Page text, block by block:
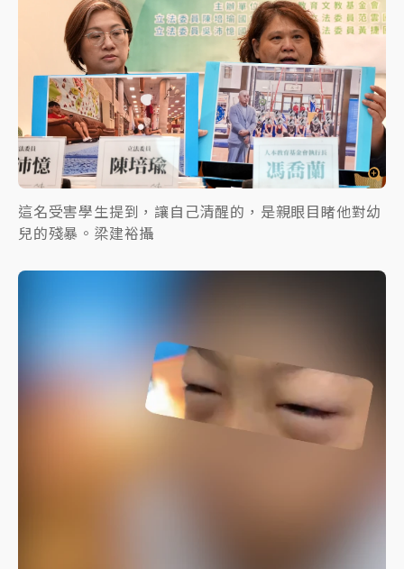
這名受害學生提到，讓自己清醒的，是親眼目睹他對幼
兒的殘暴。梁建裕攝